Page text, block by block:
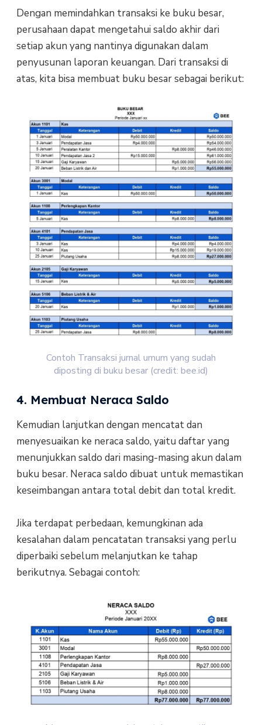
Dengan memindahkan transaksi ke buku besar,
perusahaan dapat mengetahui saldo akhir dari
setiap akun yang nantinya digunakan dalam
penyusunan laporan keuangan. Dari transaksi di
atas, kita bisa membuat buku besar sebagai berikut:
Contoh Transaksi jurnal umum yang sudah
diposting di buku besar (credit: bee.id)
4. Membuat Neraca Saldo
Kemudian lanjutkan dengan mencatat dan
menyesuaikan ke neraca saldo, yaitu daftar yang
menunjukkan saldo dari masing-masing akun dalam
buku besar. Neraca saldo dibuat untuk memastikan
keseimbangan antara total debit dan total kredit.
Jika terdapat perbedaan, kemungkinan ada
kesalahan dalam pencatatan transaksi yang perlu
diperbaiki sebelum melanjutkan ke tahap
berikutnya. Sebagai contoh: